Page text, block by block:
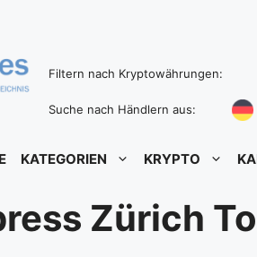
Filtern nach Kryptowährungen:
Suche nach Händlern aus:
KATEGORIEN KRYPTO
Zürich